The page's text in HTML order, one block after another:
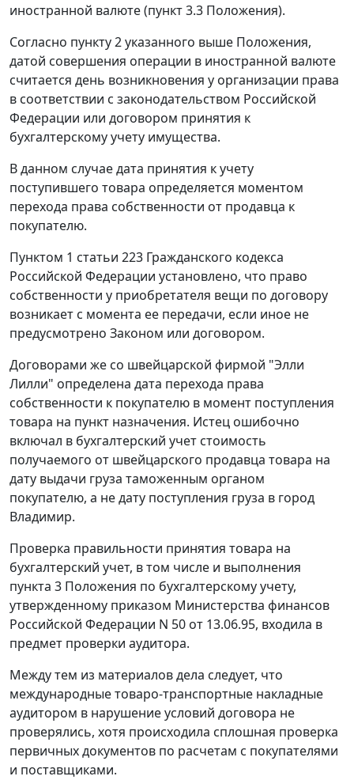
иностранной валюте (пункт 3.3 Положения).
Согласно пункту 2указанного выше Положения,
датой совершения операции в иностранной валюте
считается день возникновения у организации права
в соответствии с законодательством Российской
Федерации или договором принятия к
бухгалтерскому учету имущества.
В данном случае дата принятия к учету
поступившего товара определяется моментом
перехода права собственности от продавца к
покупателю.
Пунктом 1 статьи 223 Гражданского кодекса
Российской Федерации установлено, что право
собственности у приобретателя вещи по договору
возникает с момента ее передачи, если иное не
предусмотрено Законом или договором.
Договорами же со швейцарской фирмой "Элли
Лилли" определена дата перехода права
собственности к покупателю в момент поступления
товара на пункт назначения. Истец ошибочно
включал в бухгалтерский учет стоимость
получаемого от швейцарского продавца товара на
дату выдачи груза таможенным органом
покупателю, а не дату поступления груза в город
Владимир.
Проверка правильности принятия товара на
бухгалтерский учет, в том числе и выполнения
пункта 3 Положения по бухгалтерскому учету,
утвержденному приказом Министерства финансов
Российской Федерации N 50 от 13.06.95, входила в
предмет проверки аудитора.
Между тем из материалов дела следует, что
международные товаро-транспортные накладные
аудитором в нарушение условий договора не
проверялись, хотя происходила сплошная проверка
первичных документов по расчетам с покупателями
и поставщиками.